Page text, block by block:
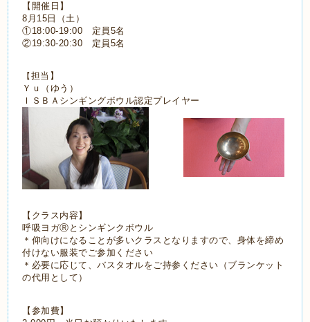
【開催日】
8月15日（土）
①18:00-19:00 定員5名
②19:30-20:30 定員5名
【 担当】
Ｙｕ（ゆう）
ＩＳＢＡシンギングボウル認定プレイヤー
【クラス内容】
呼吸ヨガⓇとシンギンクボウル
＊仰向けになることが多いクラスとなりますので、身体を締め
付けない服装でご参加ください
＊必要に応じて、バスタオルをご持参ください（ブランケット
の代用として）
【参加費】